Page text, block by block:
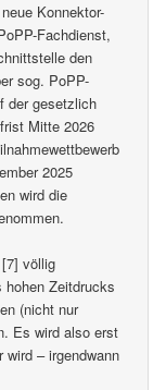
Konnektor-
Fachdienst,
den
sog. PoPP-
der gesetzlich
Mitte 2026
2025
wird die
völlig
hohen Zeitdrucks
(nicht nur
Es wird also erst
– irgendwann